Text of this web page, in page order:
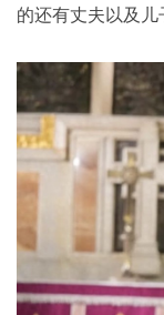
的还有丈夫以及儿